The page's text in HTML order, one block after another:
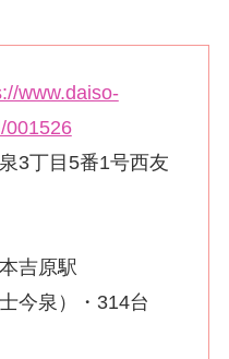
www.daiso-
001526
3丁目5番1号西友
吉原駅
今泉）・314台